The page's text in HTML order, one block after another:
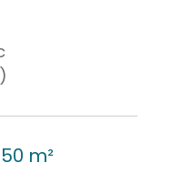
m²